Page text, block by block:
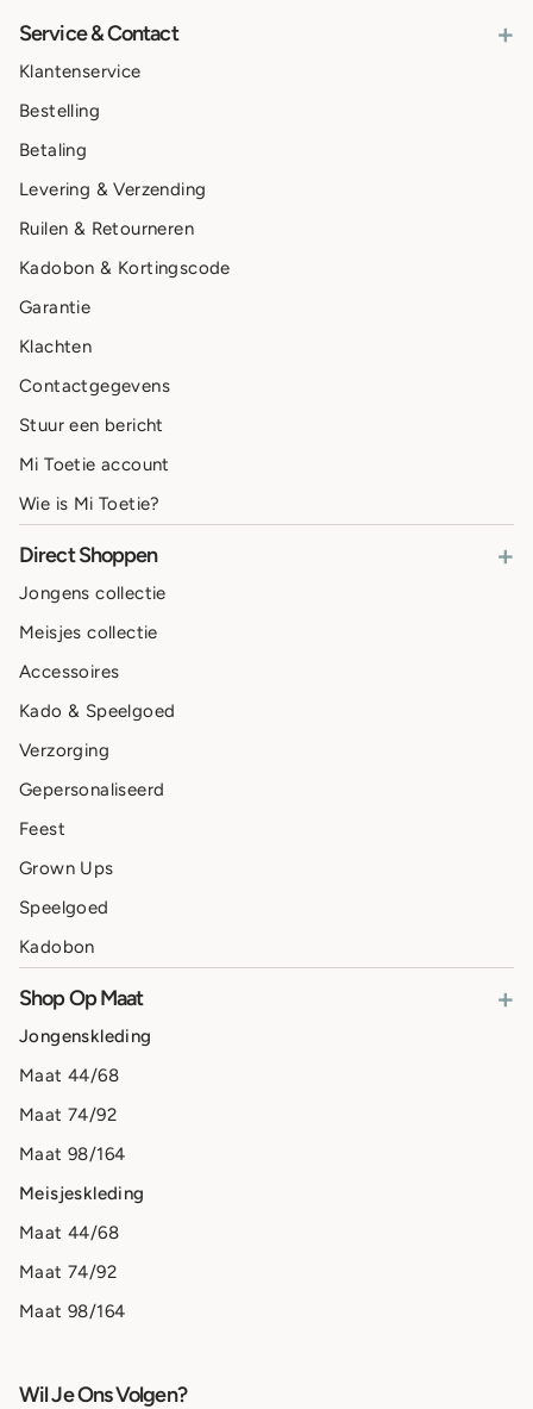
Service & Contact +
Klantenservice
Bestelling
Betaling
Levering & Verzending
Ruilen & Retourneren
Kadobon & Kortingscode
Garantie
Klachten
Contactgegevens
Stuur een bericht
Mi Toetie account
Wie is Mi Toetie?
Direct Shoppen +
Jongens collectie
Meisjes collectie
Accessoires
Kado & Speelgoed
Verzorging
Gepersonaliseerd
Feest
Grown Ups
Speelgoed
Kadobon
Shop Op Maat +
Jongenskleding
Maat 44/68
Maat 74/92
Maat 98/164
Meisjeskleding
Maat 44/68
Maat 74/92
Maat 98/164
Wil Je Ons Volgen?